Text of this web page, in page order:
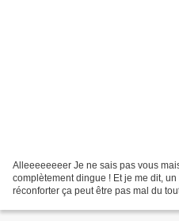
Alleeeeeeeer Je ne sais pas vous
complètement dingue ! Et je me dit,
réconforter ça peut être pas mal du